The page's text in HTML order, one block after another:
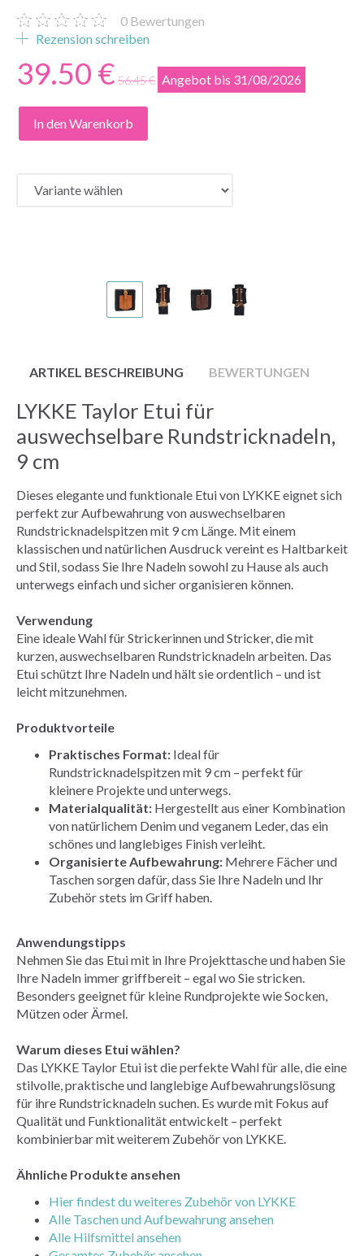
0 Bewertungen
Rezension schreiben
39.50 € 56.45 € Angebot bis 31/08/2026
In den Warenkorb
ARTIKEL BESCHREIBUNG BEWERTUNGEN
LYKKE Taylor Etui für
auswechselbare Rundstricknadeln,
9 cm
Dieses elegante und funktionale Etui von LYKKE eignet sich
perfekt zur Aufbewahrung von auswechselbaren
Rundstricknadelspitzen mit 9 cm Länge. Mit einem
klassischen und natürlichen Ausdruck vereint es Haltbarkeit
und Stil, sodass Sie Ihre Nadeln sowohl zu Hause als auch
unterwegs einfach und sicher organisieren können.
Verwendung
Eine ideale Wahl für Strickerinnen und Stricker, die mit
kurzen, auswechselbaren Rundstricknadeln arbeiten. Das
Etui schützt Ihre Nadeln und hält sie ordentlich – und ist
leicht mitzunehmen.
Produktvorteile
Praktisches Format: Ideal für
Rundstricknadelspitzen mit 9 cm – perfekt für
kleinere Projekte und unterwegs.
Materialqualität: Hergestellt aus einer Kombination
von natürlichem Denim und veganem Leder, das ein
schönes und langlebiges Finish verleiht.
Organisierte Aufbewahrung: Mehrere Fächer und
Taschen sorgen dafür, dass Sie Ihre Nadeln und Ihr
Zubehör stets im Griff haben.
Anwendungstipps
Nehmen Sie das Etui mit in Ihre Projekttasche und haben Sie
Ihre Nadeln immer griffbereit – egal wo Sie stricken.
Besonders geeignet für kleine Rundprojekte wie Socken,
Mützen oder Ärmel.
Warum dieses Etui wählen?
Das LYKKE Taylor Etui ist die perfekte Wahl für alle, die eine
stilvolle, praktische und langlebige Aufbewahrungslösung
für ihre Rundstricknadeln suchen. Es wurde mit Fokus auf
Qualität und Funktionalität entwickelt – perfekt
kombinierbar mit weiterem Zubehör von LYKKE.
Ähnliche Produkte ansehen
Hier findest du weiteres Zubehör von LYKKE
Alle Taschen und Aufbewahrung ansehen
Alle Hilfsmittel ansehen